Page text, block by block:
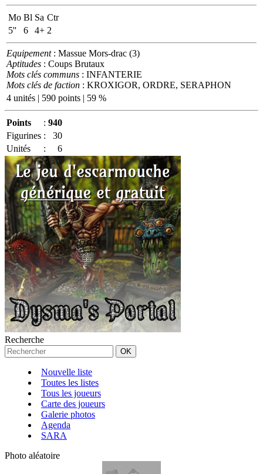
Mo Bl Sa Ctr
5''
6 4+ 2
Equipement: Massue Mors-drac (3)
Aptitudes : Coups Brutaux
Mots clés communs : INFANTERIE
Mots clés de faction : KROXIGOR, ORDRE, SERAPHON
4 unités | 590 points | 59 %
Points : 940
Figurines :
30
Unités
: 6
Recherche
Nouvelle liste
Toutes les listes
Tous les joueurs
Carte des joueurs
Galerie photos
Agenda
SARA
Photo aléatoire